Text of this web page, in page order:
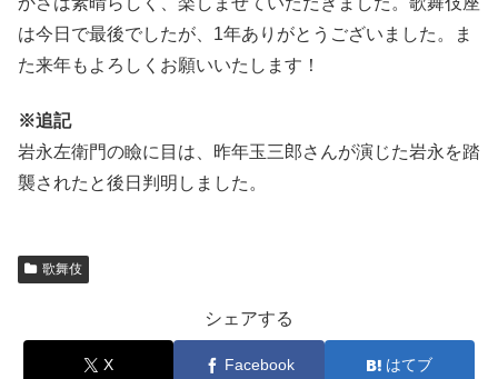
は今日で最後でしたが、1年ありがとうございました。ま
た来年もよろしくお願いいたします！
※追記
岩永左衛門の瞼に目は、昨年玉三郎さんが演じた岩永を踏
襲されたと後日判明しました。
歌舞伎
シェアする
X Facebook はてブ